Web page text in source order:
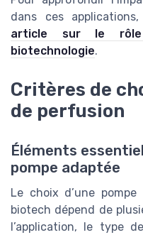
dans ces
article sur le rôle
biotechnologie.
Critères de
de perfusion
Éléments
pompe adaptée
Le choix d’une
biotech dépend de
l’application, le type